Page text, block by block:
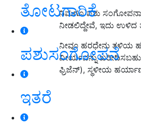
ತೋಟಗಾರಿಕೆ
ಪಶುಸಂಗೋಪನೆ
ಇತರೆ
ನಿಮಗೂ ಪಶು ಸಂಗೋಪನಾ
ನೀಡಲಿದ್ದೇವೆ, ಇದು ಉಳಿದ
ನೀವೂ ಹರಧೇನು ತಳಿಯ
ವೀರ್ಯವನ್ನು
ಫ್ರಿಜೆನ್), ಸ್ಥಳೀಯ